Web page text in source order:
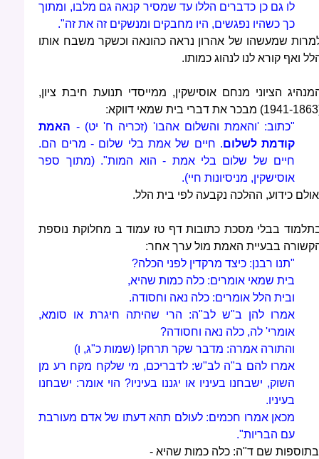
לו גם כן כדברים הללו עד שמסיר קנאה גם מלבו, ומתוך
כך כשהיו נפגשים, היו מחבקים ומנשקים זה את זה".
שמעשהו של אהרון נראה כהונאה וכשקר משבח אותו
ואף קורא לנו לנהוג כמותו.
הציוני מנחם אוסישקין, ממייסדי תנועת חיבת ציון,
דווקא:
"כתוב: 'והאמת והשלום אהבו' (זכריה ח' יט) - האמת
קודמת לשלום. חיים של אמת בלי שלום - מרים הם.
חיים של שלום בלי אמת - הוא המות". (מתוך ספר
אוסישקין, מניסיונות חיי).
כידוע, ההלכה נקבעה לפי בית הלל.
בבלי מסכת כתובות דף טז עמוד ב מחלוקת נוספת
בבעיית האמת מול ערך אחר:
"תנו רבנן: כיצד מרקדין לפני הכלה?
בית שמאי אומרים: כלה כמות שהיא,
ובית הלל אומרים: כלה נאה וחסודה.
אמרו להן ב"ש לב"ה: הרי שהיתה חיגרת או סומא,
אומרי' לה, כלה נאה וחסודה?
והתורה אמרה: מדבר שקר תרחק! (שמות כ"ג, ו)
אמרו להם ב"ה לב"ש: לדבריכם, מי שלקח מקח רע מן
השוק, ישבחנו בעיניו או יגננו בעיניו? הוי אומר: ישבחנו
בעיניו.
מכאן אמרו חכמים: לעולם תהא דעתו של אדם מעורבת
עם הבריות".
שם ד"ה: כלה כמות שהיא -